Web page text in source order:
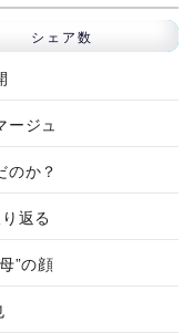
シェア数
ージュ
のか？
返る
”の顔